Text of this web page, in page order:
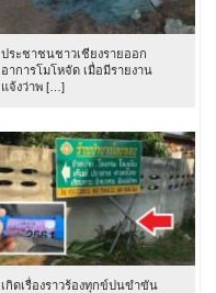
ประชาชนชาวเชียงรายออก
อาการโมโหจัด เมื่อมีรายงาน
แจ้งว่าพ […]
เกิดเรื่องราวร้องทุกข์ปนขำขัน